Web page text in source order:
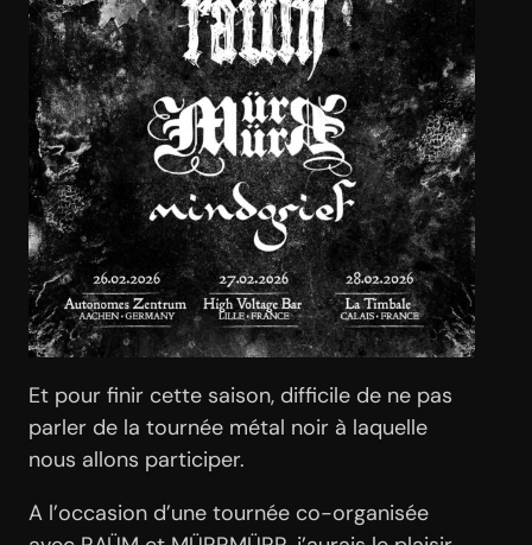
Et pour finir cette saison, difficile de ne pas
parler de la tournée métal noir à laquelle
nous allons participer.
A l’occasion d’une tournée co-organisée